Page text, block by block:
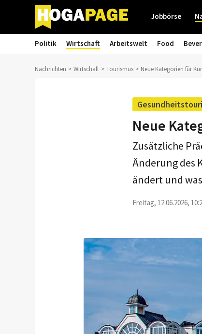
Jobbörse
Politik Wirtschaft Arbeitswelt Food
Nachrichten Wirtschaft Tourismus Neue Kategorien für
Neue
Zusätzliche
Änderung des
ändert und
Freitag, 12.06.2026,